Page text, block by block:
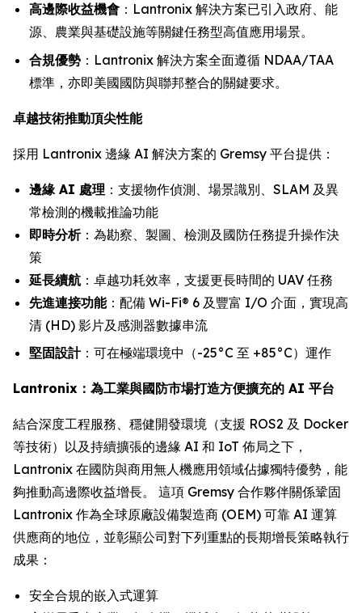
高邊際收益機會 ：Lantronix 解決方案已引入政府、能
源、農業與基礎設施等關鍵任務型高值應用場景。
合規優勢 ：Lantronix 解決方案全面遵循 NDAA/TAA
標準，亦即美國國防與聯邦整合的關鍵要求。
卓越技術推動頂尖性能
採用 Lantronix 邊緣 AI 解決方案的 Gremsy 平台提供：
邊緣 AI 處理 ：支援物作偵測、場景識別、SLAM 及異
常檢測的機載推論功能
即時分析：為勘察、製圖、檢測及國防任務提升操作決
策
延長續航 ：卓越功耗效率，支援更長時間的 UAV 任務
先進連接功能：配備 Wi-Fi® 6 及豐富 I/O 介面，實現高
清 (HD) 影片及感測器數據串流
堅固設計：可在極端環境中（-25°C 至 +85°C）運作
Lantronix：為工業與國防市場打造方便擴充的 AI 平台
結合深度工程服務、穩健開發環境（支援 ROS2 及 Docker
等技術）以及持續擴張的邊緣 AI 和 IoT 佈局之下，
Lantronix 在國防與商用無人機應用領域佔據獨特優勢，能
夠推動高邊際收益增長。 這項 Gremsy 合作夥伴關係鞏固
Lantronix 作為全球原廠設備製造商 (OEM) 可靠 AI 運算
供應商的地位，並彰顯公司對下列重點的長期增長策略執行
成果：
安全合規的嵌入式運算